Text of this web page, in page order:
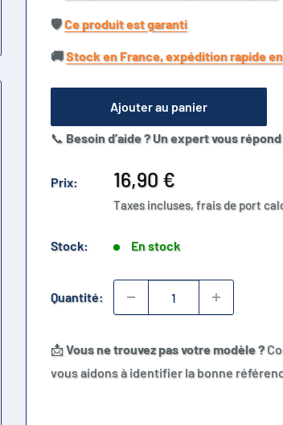
🛡️​Ce produit est garanti
🚚​Stock en France, expédition rapide
Ajouter au panier
📞 Besoin d’aide ? Un expert vous
Prix:
Prix
réduit
16,90 €
Taxes incluses, frais de port
Stock: En stock
Quantité:
📩Vous ne trouvez pas votre modèle ?
vous aidons à identifier la bonne